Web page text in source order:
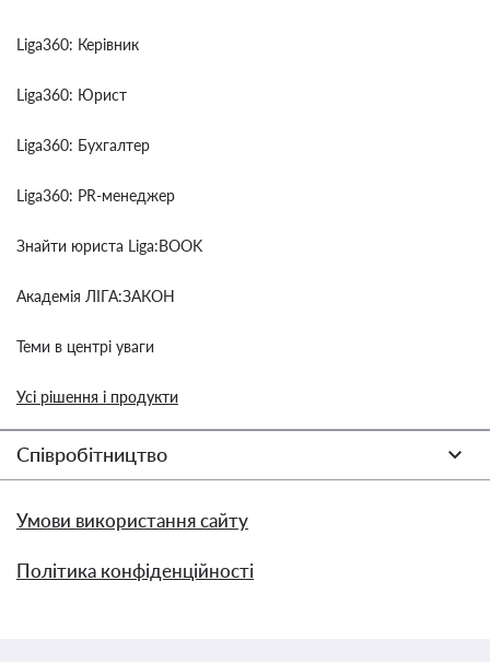
Liga360: Керівник
Liga360: Юрист
Liga360: Бухгалтер
Liga360: PR-менеджер
Знайти юриста Liga:BOOK
Академія ЛІГА:ЗАКОН
Теми в центрі уваги
Усі рішення і продукти
Співробітництво
Умови використання сайту
Політика конфіденційності